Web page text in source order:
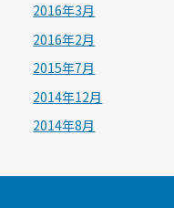
2016年3月
2016年2月
2015年7月
2014年12月
2014年8月